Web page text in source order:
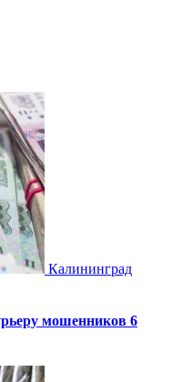
Калининград
мошенников 6